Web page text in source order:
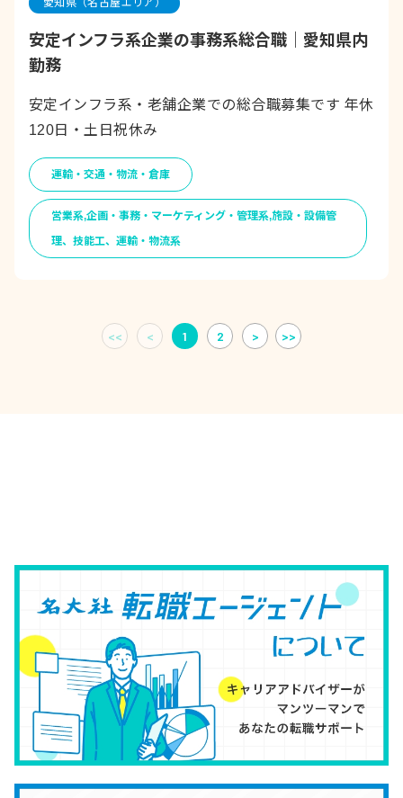
愛知県（名古屋エリア）
安定インフラ系企業の事務系総合職｜愛知県内
勤務
安定インフラ系・老舗企業での総合職募集です 年休
120日・土日祝休み
運輸・交通・物流・倉庫
営業系,企画・事務・マーケティング・管理系,施設・設備管
理、技能工、運輸・物流系
<< < 1 2 > >>